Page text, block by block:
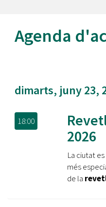
Agenda
dimarts, juny 23,
18:00
2026
La ciutat
més
de la